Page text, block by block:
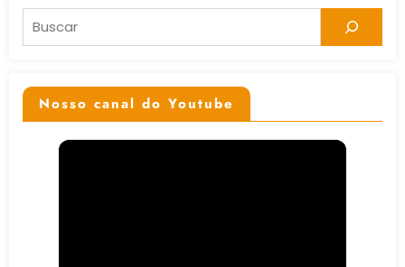
Pesquisar
Nosso canal do Youtube